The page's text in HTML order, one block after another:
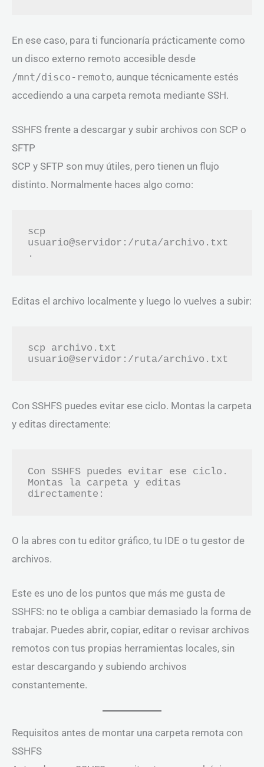
En ese caso, para ti funcionaría prácticamente como
un disco externo remoto accesible desde
/mnt/disco-remoto, aunque técnicamente estés
accediendo a una carpeta remota mediante SSH.
SSHFS frente a descargar y subir archivos con SCP o
SFTP
SCP y SFTP son muy útiles, pero tienen un flujo
distinto. Normalmente haces algo como:
scp
usuario@servidor:/ruta/archivo.txt
.
Editas el archivo localmente y luego lo vuelves a subir:
scp archivo.txt
usuario@servidor:/ruta/archivo.txt
Con SSHFS puedes evitar ese ciclo. Montas la carpeta
y editas directamente:
Con SSHFS puedes evitar ese ciclo.
Montas la carpeta y editas
directamente:
O la abres con tu editor gráfico, tu IDE o tu gestor de
archivos.
Este es uno de los puntos que más me gusta de
SSHFS: no te obliga a cambiar demasiado la forma de
trabajar. Puedes abrir, copiar, editar o revisar archivos
remotos con tus propias herramientas locales, sin
estar descargando y subiendo archivos
constantemente.
Requisitos antes de montar una carpeta remota con
SSHFS